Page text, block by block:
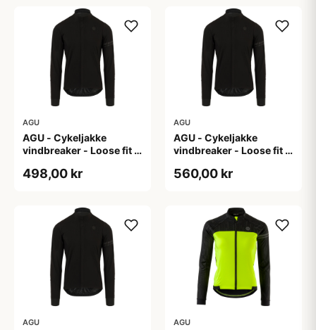
AGU
AGU - Cykeljakke
vindbreaker - Loose fit -
498,00 kr
AGU
AGU - Cykeljakke
vindbreaker - Loose fit -
560,00 kr
AGU AGU